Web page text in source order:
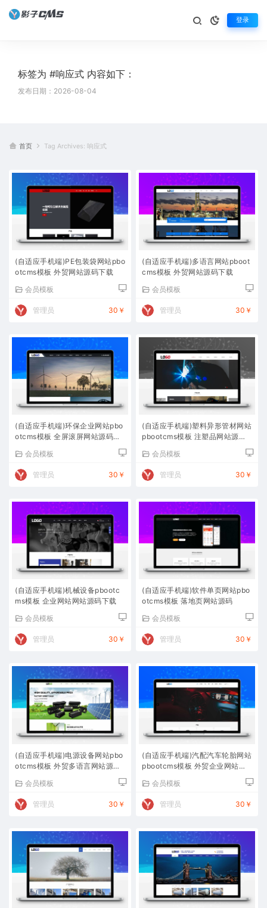
登录
标签为 #响应式 内容如下：
发布日期：2026-08-04
首页 Tag Archives: 响应式
(自适应手机端)PE包装袋网站pbo
otcms模板 外贸网站源码下载
会员模板
管理员 30￥
(自适应手机端)多语言网站pboot
cms模板 外贸网站源码下载
会员模板
管理员 30￥
(自适应手机端)环保企业网站pbo
otcms模板 全屏滚屏网站源码下
会员模板
管理员 30￥
(自适应手机端)塑料异形管材网站
pbootcms模板 注塑品网站源码
会员模板
管理员 30￥
(自适应手机端)机械设备pbootc
ms模板 企业网站网站源码下载
会员模板
管理员 30￥
(自适应手机端)软件单页网站pbo
otcms模板 落地页网站源码
会员模板
管理员 30￥
(自适应手机端)电源设备网站pbo
otcms模板 外贸多语言网站源码
会员模板
管理员 30￥
(自适应手机端)汽配汽车轮胎网站
pbootcms模板 外贸企业网站源
会员模板
管理员 30￥